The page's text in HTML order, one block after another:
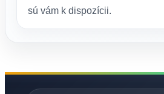
sú vám k dispozícii.